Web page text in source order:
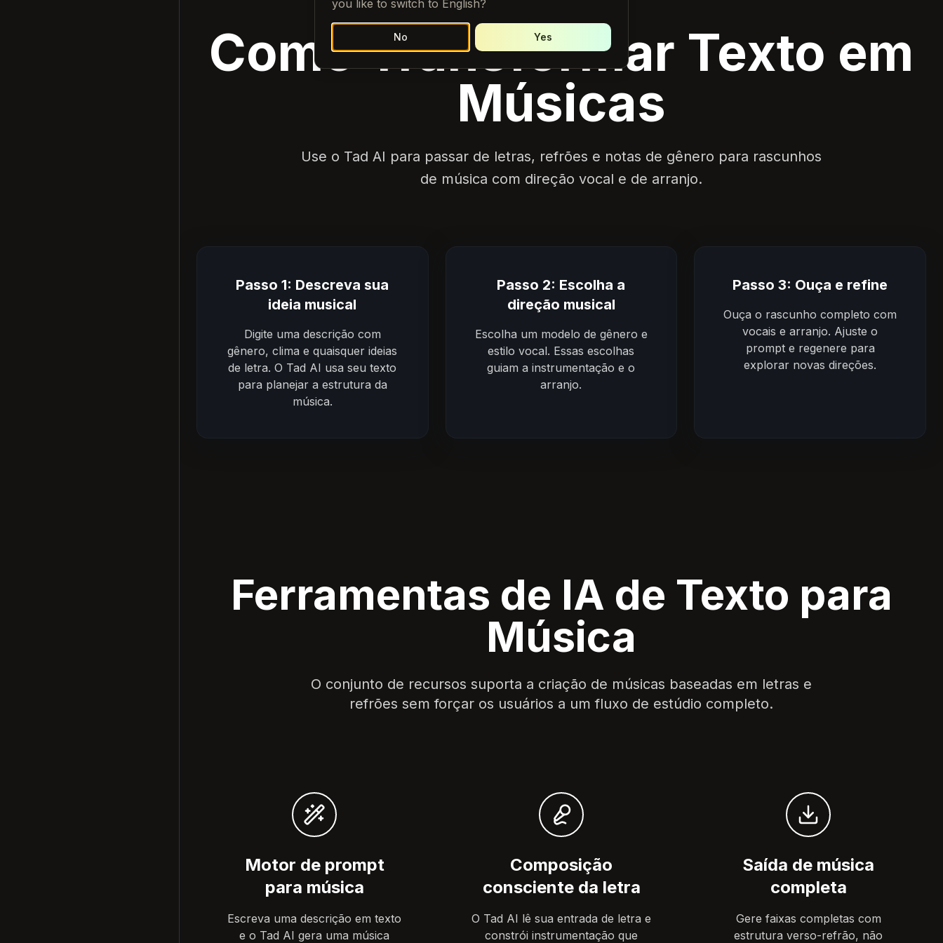
Como Transformar Texto em
Músicas
Use o Tad AI para passar de letras, refrões e notas de gênero para rascunhos
de música com direção vocal e de arranjo.
Passo 1: Descreva sua
ideia musical
Digite uma descrição com
gênero, clima e quaisquer ideias
de letra. O Tad AI usa seu texto
para planejar a estrutura da
música.
Passo 2: Escolha a
direção musical
Escolha um modelo de gênero e
estilo vocal. Essas escolhas
guiam a instrumentação e o
arranjo.
Passo 3: Ouça e refine
Ouça o rascunho completo com
vocais e arranjo. Ajuste o
prompt e regenere para
explorar novas direções.
Ferramentas de IA de Texto para
Música
O conjunto de recursos suporta a criação de músicas baseadas em letras e
refrões sem forçar os usuários a um fluxo de estúdio completo.
Motor de prompt
para música
Escreva uma descrição em texto
e o Tad AI gera uma música
Composição
consciente da letra
O Tad AI lê sua entrada de letra e
constrói instrumentação que
Saída de música
completa
Gere faixas completas com
estrutura verso-refrão, não
you like to switch to English?
No Yes